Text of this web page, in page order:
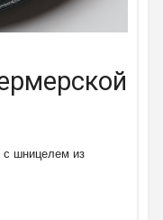
шницелем из